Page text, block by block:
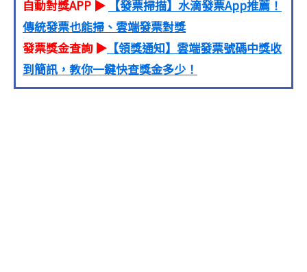
自動對獎APP ▶ 【發票掃描】水滴發票App推薦！
傳統發票也能掃、雲端發票對獎
發票獎金查詢 ▶ 【領獎通知】雲端發票號碼中獎收
到簡訊，教你一鍵快查獎金多少！